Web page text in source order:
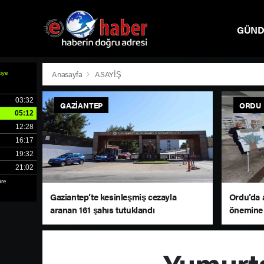
Anasayfa ASAYİŞ
GAZIANTEP
Gaziantep’te kesinleşmiş cezayla
aranan 161 şahıs tutuklandı
ORDU